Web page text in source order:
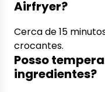
Airfryer?
Cerca de 15
crocantes.
Posso
ingredientes?